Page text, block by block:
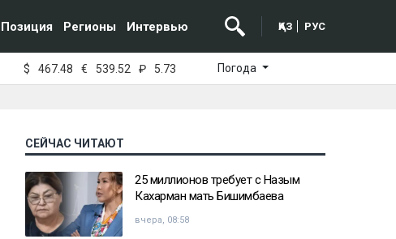
Позиция Регионы Интервью ҚАЗ РУС
$ 467.48 € 539.52 ₽ 5.73 Погода
СЕЙЧАС ЧИТАЮТ
25 миллионов требует с Назым
Кахарман мать Бишимбаева
вчера, 08:58